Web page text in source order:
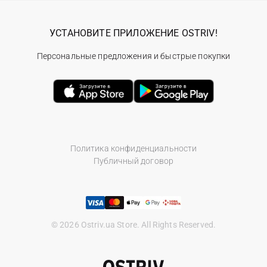
Политика конфиденциальности
Публичный договор
© 2026 Ostriv.ua Store. All Rights Reserved.
УСТАНОВИТЕ ПРИЛОЖЕНИЕ OSTRIV!
Персональные предложения и быстрые покупки